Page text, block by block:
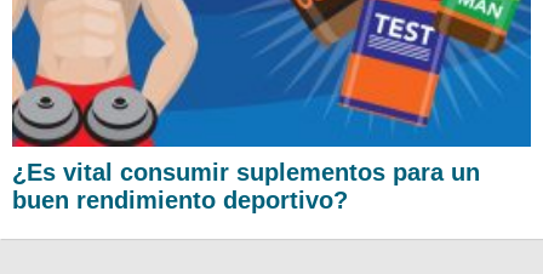
¿Es vital consumir suplementos para un
buen rendimiento deportivo?